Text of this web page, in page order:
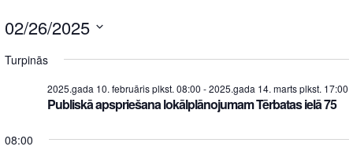
02/26/2025
date.
Turpinās
2025.gada 10. februāris plkst. 08:00 -2025.gada 14. marts plkst. 17:00
Publiskā apspriešana lokālplānojumam Tērbatas ielā 75
08:00